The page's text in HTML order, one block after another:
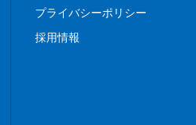
プライバシーポリシー
採用情報